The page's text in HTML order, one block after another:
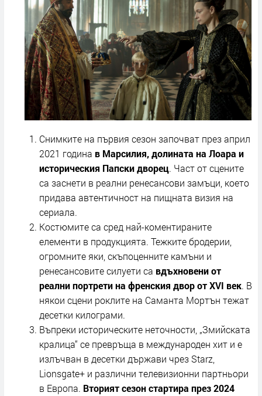
Снимките на първия сезон започват през април
2021 година в Марсилия, долината на Лоара и
историческия Папски дворец. Част от сцените
са заснети в реални ренесансови замъци, което
придава автентичност на пищната визия на
сериала.
Костюмите са сред най-коментираните
елементи в продукцията. Тежките бродерии,
огромните яки, скъпоценните камъни и
ренесансовите силуети са вдъхновени от
реални портрети на френския двор от XVI век. В
някои сцени роклите на Саманта Мортън тежат
десетки килограми.
Въпреки историческите неточности, „Змийската
кралица“ се превръща в международен хит и е
излъчван в десетки държави чрез Starz,
Lionsgate+ и различни телевизионни партньори
в Европа. Вторият сезон стартира през 2024